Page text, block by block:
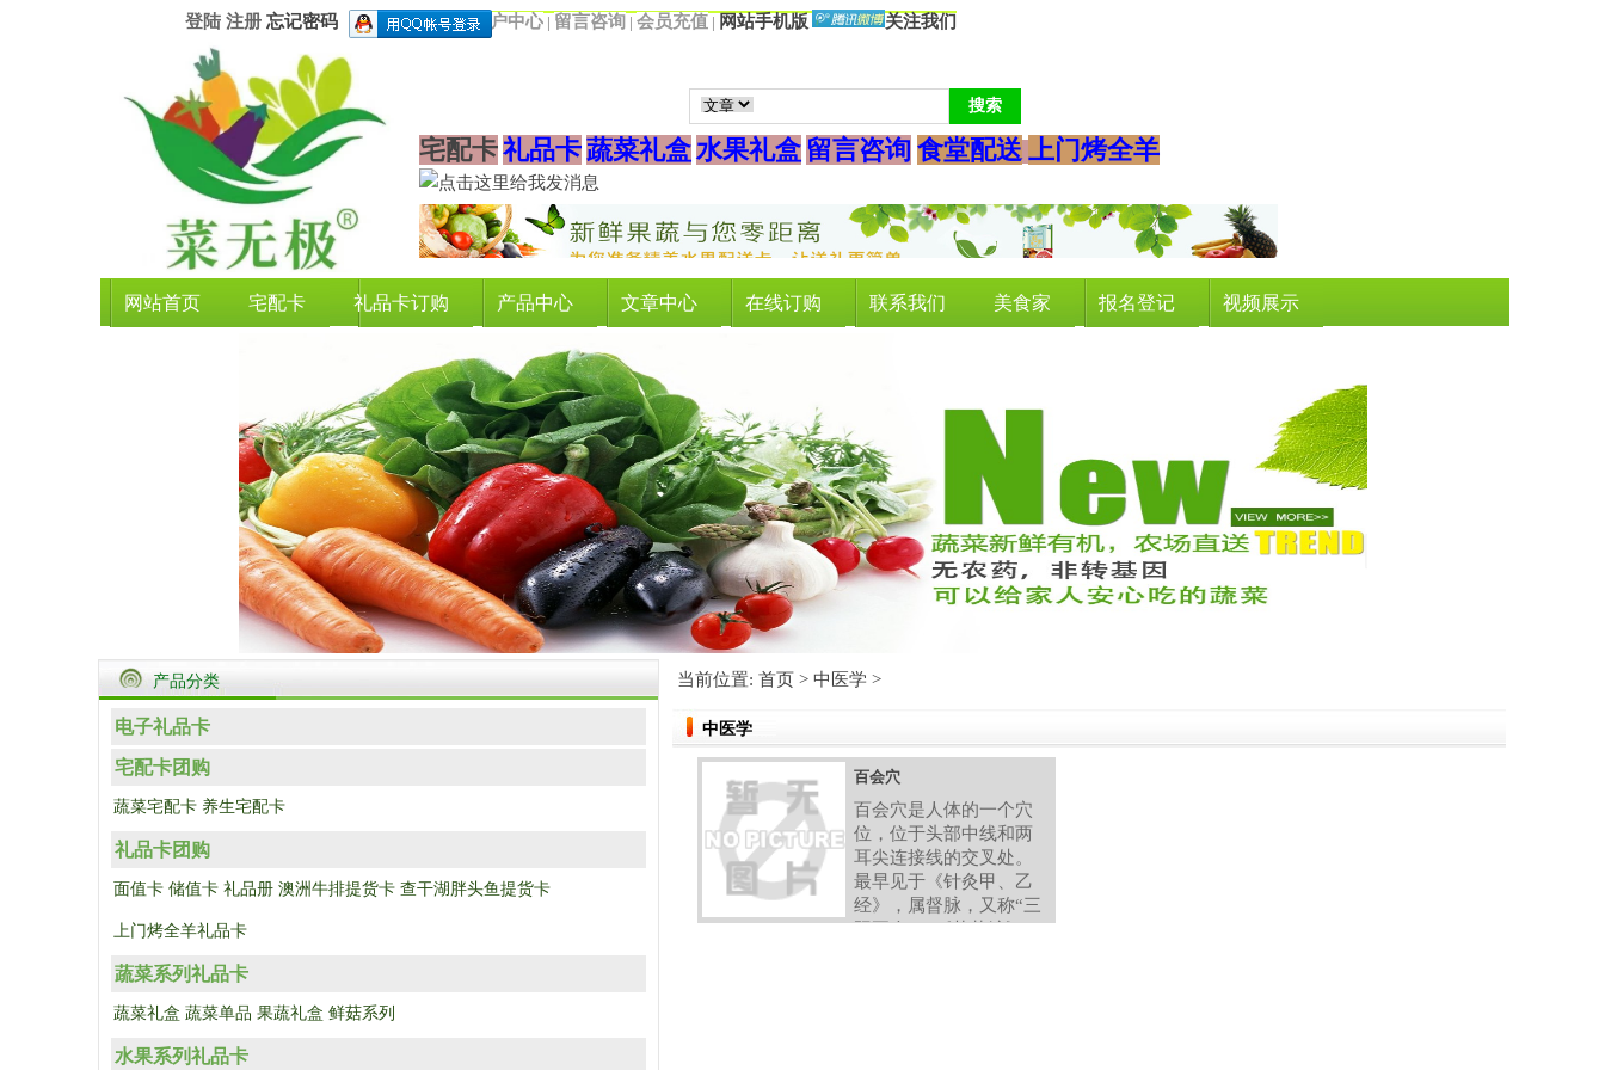
网站首页 宅配卡 礼品卡订购 产品中心 文章中心 在线订购 联系我们 美食家 报名登记 视频展示
登陆 注册 忘记密码 用户中心 | 留言咨询 | 会员充值 | 网站手机版 关注我们
宅配卡礼品卡蔬菜礼盒水果礼盒 留言咨询 食堂配送 上门烤全羊
产品分类
电子礼品卡
宅配卡团购
蔬菜宅配卡 养生宅配卡
礼品卡团购
面值卡 储值卡 礼品册 澳洲牛排提货卡 查干湖胖头鱼提货卡
上门烤全羊礼品卡
蔬菜系列礼品卡
蔬菜礼盒 蔬菜单品 果蔬礼盒 鲜菇系列
水果系列礼品卡
当前位置: 首页 > 中医学 >
中医学
百会穴
百会穴是人体的一个穴
位，位于头部中线和两
耳尖连接线的交叉处。
最早见于《针灸甲、乙
经》，属督脉，又称“三
阳五会”。《艾菜编》